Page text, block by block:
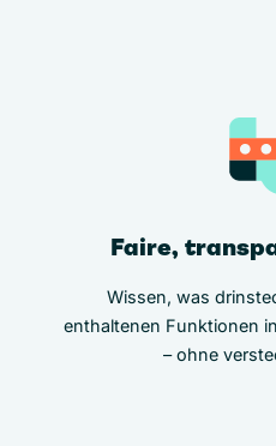
Faire,
Wissen, was
enthaltenen Funktionen
– ohne